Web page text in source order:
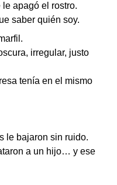
apagó el rostro.
saber quién soy.
irregular, justo
tenía en el mismo
le bajaron sin ruido.
a un hijo… y ese